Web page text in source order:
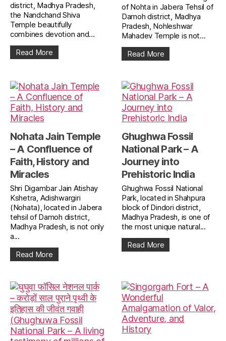
district, Madhya Pradesh,
the Nandchand Shiva
Temple beautifully
combines devotion and...
Read More
of Nohta in Jabera Tehsil of
Damoh district, Madhya
Pradesh, Nohleshwar
Mahadev Temple is not...
Read More
Nohata Jain Temple
– A Confluence of
Faith, History and
Miracles
Shri Digambar Jain Atishay
Kshetra, Adishwargiri
(Nohata), located in Jabera
tehsil of Damoh district,
Madhya Pradesh, is not only
a...
Read More
Ghughwa Fossil
National Park – A
Journey into
Prehistoric India
Ghughwa Fossil National
Park, located in Shahpura
block of Dindori district,
Madhya Pradesh, is one of
the most unique natural...
Read More